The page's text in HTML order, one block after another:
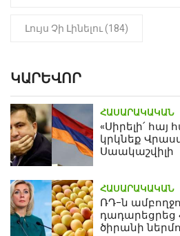
Լույս Չի Լինելու (184)
ԿԱՐԵՎՈՐ
ՀԱՍԱՐԱԿԱԿԱՆ
«Սիրելի՛ հայ
կրկնեք
Սաակաշվիլի
ՀԱՍԱՐԱԿԱԿԱՆ
ՌԴ-ն
ծիրանի